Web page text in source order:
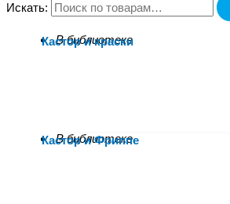
Искать:
В библиотеке
Кастор и краски
В библиотеке
Кастор и Фриппе